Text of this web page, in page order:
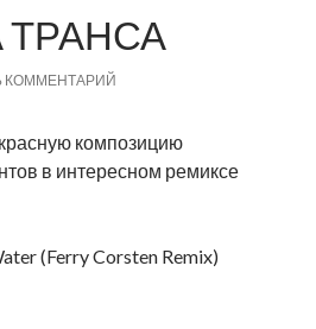
ТРАНСА
КОММЕНТАРИЙ
композицию
в интересном ремиксе
(Ferry Corsten Remix)